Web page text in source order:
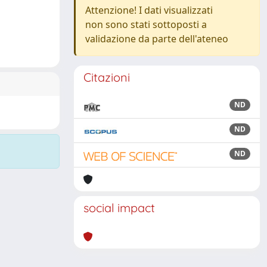
Attenzione! I dati visualizzati
non sono stati sottoposti a
validazione da parte dell'ateneo
Citazioni
ND
ND
ND
social impact